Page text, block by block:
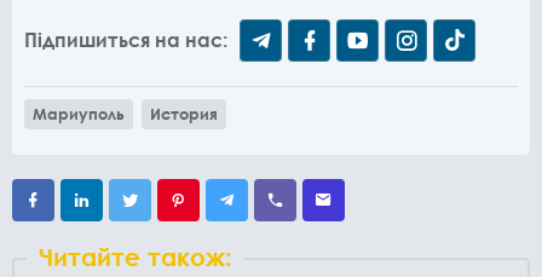
Підпишиться на нас:
Мариуполь История
Читайте також: